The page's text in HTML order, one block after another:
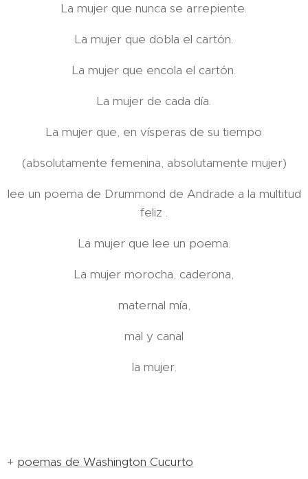
La mujer que nunca se arrepiente.
La mujer que dobla el cartón.
La mujer que encola el cartón.
La mujer de cada día.
La mujer que, en vísperas de su tiempo
(absolutamente femenina, absolutamente mujer)
lee un poema de Drummond de Andrade a la multitud
feliz .
La mujer que lee un poema.
La mujer morocha, caderona,
maternal mía,
mal y canal
la mujer.
+ poemas de Washington Cucurto